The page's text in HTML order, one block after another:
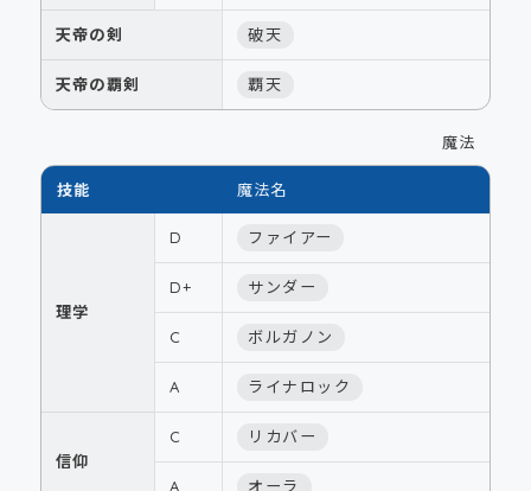
天帝の剣 破天
天帝の覇剣 覇天
魔法
技能 魔法名
理学
D ファイアー
D+ サンダー
C ボルガノン
A ライナロック
信仰
C リカバー
A オーラ